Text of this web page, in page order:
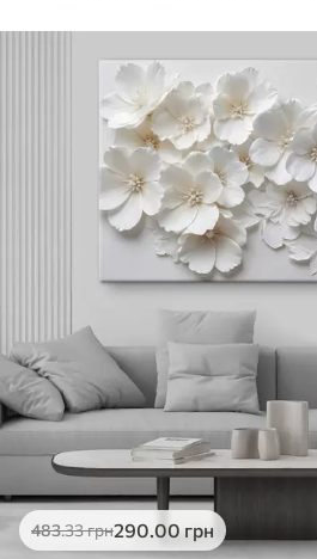
Від290.00грн
Яскраві, насичені кольори
Стійкість до вицвітання
Безпечне чорнило без запаху
Поверхня з текстурою полотна
Екологічний матеріал
.00грн
Яскраві, насичені кольори
✓ Стійкість до вицвітання
✓Безпечне чорнило без запаху
✓Поверхня з текстурою полотна
✗ Екологічний матеріал
Еко-Преміум
.00грн
483.33грн290.00 грн